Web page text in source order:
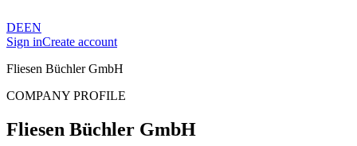
DEEN
Sign inCreate account
Fliesen Büchler GmbH
COMPANY PROFILE
Fliesen Büchler GmbH